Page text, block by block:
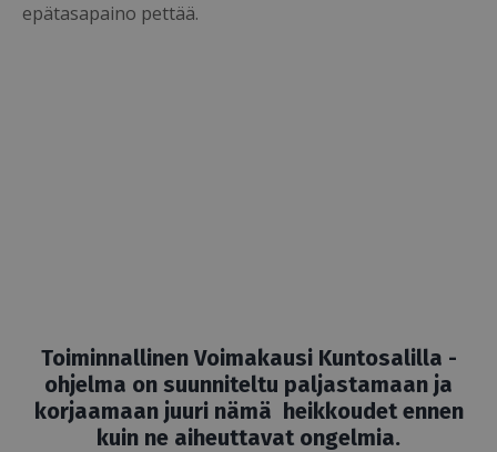
epätasapaino pettää.
Toiminnallinen Voimakausi Kuntosalilla -
ohjelma on suunniteltu paljastamaan ja
korjaamaan juuri nämä heikkoudet ennen
kuin ne aiheuttavat ongelmia.